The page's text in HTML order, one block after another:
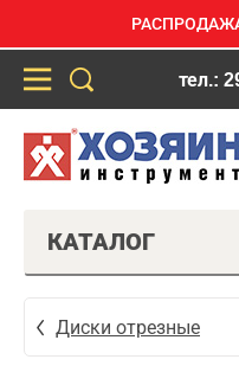
тел.:
КАТАЛОГ
Диски отрезные